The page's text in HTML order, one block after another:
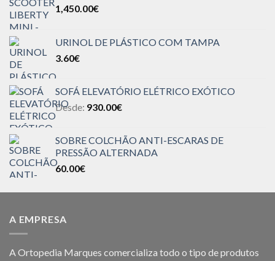
1,450.00€
URINOL DE PLÁSTICO COM TAMPA
3.60€
SOFÁ ELEVATÓRIO ELÉTRICO EXÓTICO
Desde: 930.00€
SOBRE COLCHÃO ANTI-ESCARAS DE
PRESSÃO ALTERNADA
60.00€
A EMPRESA
A Ortopedia Marques comercializa todo o tipo de produtos